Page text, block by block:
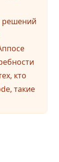
решений
кто
такие